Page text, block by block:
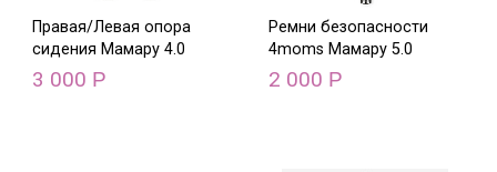
Правая/Левая опора
сидения Мамару 4.0
3 000 Р
Ремни безопасности
4moms Мамару 5.0
2 000 Р